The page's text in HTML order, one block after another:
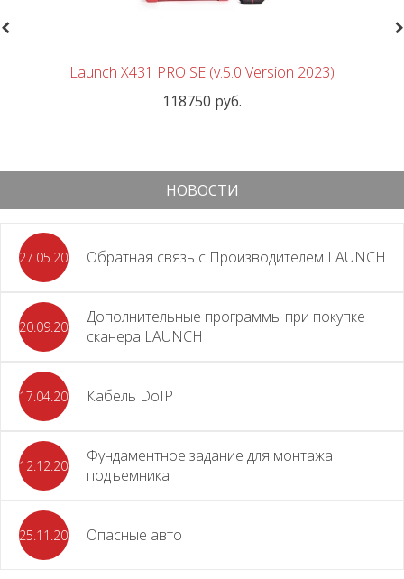
Launch X431 PRO SE (v.5.0 Version 2023)
118750 руб.
НОВОСТИ
27.05.2026 Обратная связь с Производителем LAUNCH
20.09.2025
Дополнительные программы при покупке
сканера LAUNCH
17.04.2024 Кабель DoIP
12.12.2023
Фундаментное задание для монтажа
подъемника
25.11.2023 Опасные авто